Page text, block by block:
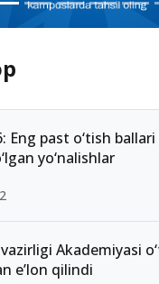
Eng past o‘tish
yo‘nalishlar
Akademiyasi
e’lon qilindi